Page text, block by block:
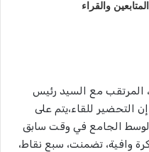
والقراء
المرتقب مع السيد رئيس
التحضير للقاء،يتم على
الجامع في وقت سابق
وافية، تضمنت، سبع نقاط،